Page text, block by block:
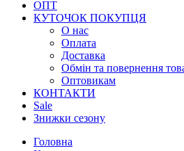
ОПТ
КУТОЧОК ПОКУПЦЯ
О нас
Оплата
Доставка
Обмін та повернення
Оптовикам
КОНТАКТИ
Sale
Знижки сезону
Головна